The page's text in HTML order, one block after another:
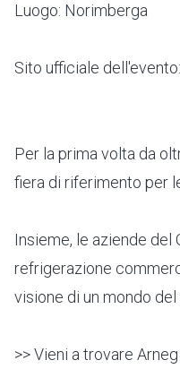
Luogo: Norimberga
Sito ufficiale dell'evento:
Per la prima volta da
fiera di riferimento per
Insieme, le aziende
refrigerazione
visione di un mondo
>> Vieni a trovare